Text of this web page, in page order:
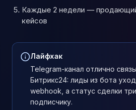
Каждые 2 недели —
кейсов
Лайфхак
Telegram-канал отлично
Битрикс24: лиды из бота
webhook, а статус сделки
подписчику.